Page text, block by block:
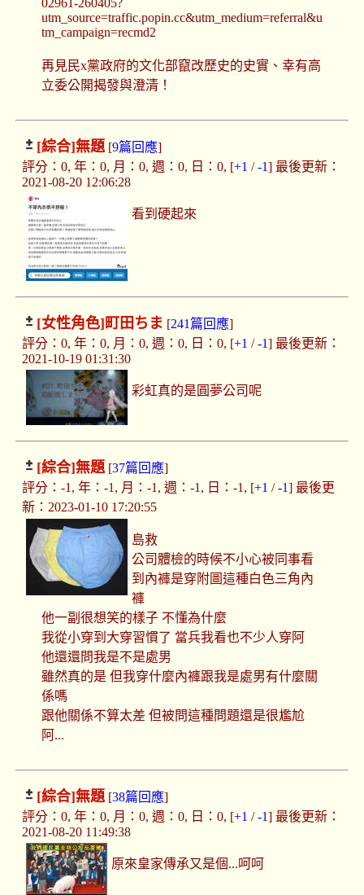
02961-260405?
utm_source=traffic.popin.cc&utm_medium=referral&u
tm_campaign=recmd2
再見民x黨政府的文化部竄改歷史的史實、幸有高
立委公開揭發與澄清！
[綜合]無題[9篇回應]
評分：0, 年：0, 月：0, 週：0, 日：0, [+1 /-1] 最後更新：
2021-08-20 12:06:28
看到硬起來
[女性角色] 町田ちま [241篇回應]
評分：0, 年：0, 月：0, 週：0, 日：0, [+1 /-1] 最後更新：
2021-10-19 01:31:30
彩虹真的是圓夢公司呢
[綜合]無題[37篇回應]
評分：-1, 年：-1, 月：-1, 週：-1, 日：-1, [+1 /-1] 最後更
新：2023-01-10 17:20:55
島救
公司體檢的時候不小心被同事看
到內褲是穿附圖這種白色三角內
褲
他一副很想笑的樣子 不懂為什麼
我從小穿到大穿習慣了 當兵我看也不少人穿阿
他還還問我是不是處男
雖然真的是 但我穿什麼內褲跟我是處男有什麼關
係嗎
跟他關係不算太差 但被問這種問題還是很尷尬
阿...
[綜合]無題[38篇回應]
評分：0, 年：0, 月：0, 週：0, 日：0, [+1 /-1] 最後更新：
2021-08-20 11:49:38
原來皇家傳承又是個...呵呵